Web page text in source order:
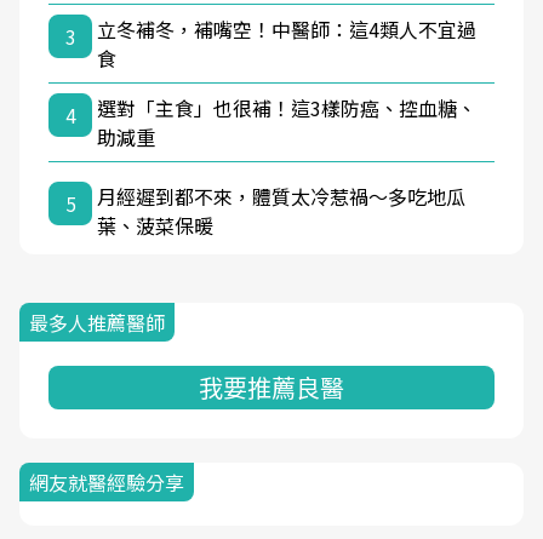
3
立冬補冬，補嘴空！中醫師：這4類人不宜過
食
4
選對「主食」也很補！這3樣防癌、控血糖、
助減重
5
月經遲到都不來，體質太冷惹禍〜多吃地瓜
葉、菠菜保暖
最多人推薦醫師
我要推薦良醫
網友就醫經驗分享